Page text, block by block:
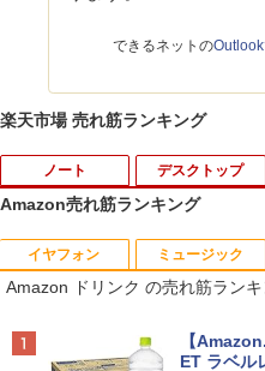
できるネットの
楽天市場 売れ筋ランキング
ノート デスクトップ
1
数学 大
編
￥5,665
Amazon売れ筋ランキング
イヤフォン
Anker
ミュージック
BRUCE
[Explicit]
Amazon ドリンク の売れ筋ラン
【
ET ラベル